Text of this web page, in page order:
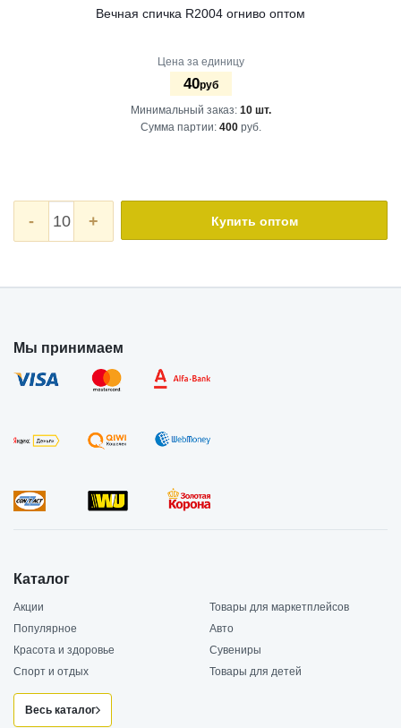
Вечная спичка R2004 огниво оптом
Цена за единицу
40руб
Минимальный заказ: 10 шт.
Сумма партии: 400руб.
- + Купить оптом
Мы принимаем
Каталог
Акции
Товары для маркетплейсов
Популярное
Авто
Красота и здоровье
Сувениры
Спорт и отдых
Товары для детей
Весь каталог